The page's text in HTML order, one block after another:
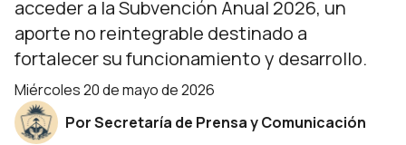
acceder a la Subvención Anual 2026, un
aporte no reintegrable destinado a
fortalecer su funcionamiento y desarrollo.
miércoles 20 de mayo de 2026
Por Secretaría de Prensa y Comunicación